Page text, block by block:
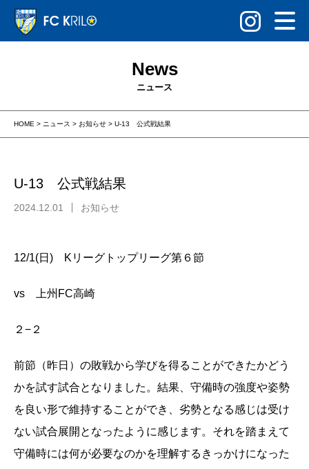
News
ニュース
HOME > ニュース > お知らせ > U-13 公式戦結果
U-13 公式戦結果
2024.12.01 お知らせ
12/1(日) Kリーグトップリーグ第６節
vs 上州FC高崎
２−２
前節（昨日）の敗戦から学びを得ることができたかどう
かを試す試合となりました。結果、守備時の強度や姿勢
を良い形で維持することができ、劣勢となる感じは受け
ない試合展開となったように感じます。それを踏まえて
守備時には何が必要なのかを理解するきっかけになった